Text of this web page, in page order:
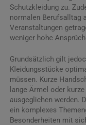
Schutzkleidung zu.
normalen Berufsalltag
Veranstaltungen
weniger hohe
Grundsätzlich gilt
Kleidungsstücke
müssen. Kurze
lange Ärmel oder
ausgeglichen werden.
ein komplexes
Besonderheiten mit